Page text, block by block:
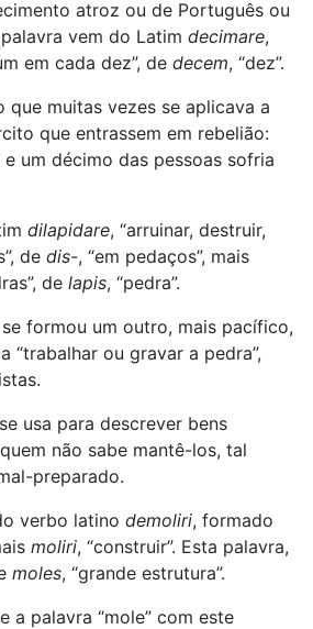
atroz ou de Português ou
vem do Latim decimare,
em cada dez”, de decem, “dez”.
que muitas vezes se aplicava a
que entrassem em rebelião:
um décimo das pessoas sofria
dilapidare, “arruinar, destruir,
de dis-, “em pedaços”, mais
de lapis, “pedra”.
formou um outro, mais pacífico,
“trabalhar ou gravar a pedra”,
se usa para descrever bens
não sabe mantê-los, tal
preparado.
verbo latino demoliri, formado
moliri, “construir”. Esta palavra,
moles, “grande estrutura”.
a palavra “mole” com este